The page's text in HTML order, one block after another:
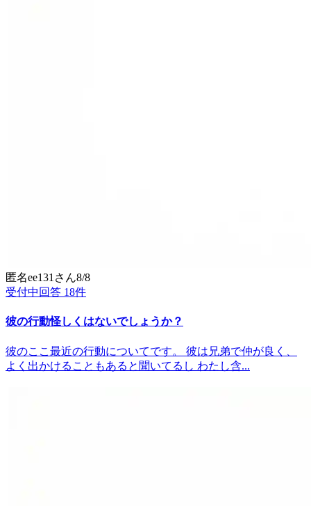
匿名ee131 さん8/8
受付中 回答 18件
彼の行動怪しくはないでしょうか？
彼のここ最近の行動についてです。 彼は兄弟で仲が良く、
よく出かけることもあると聞いてるし わたし含...